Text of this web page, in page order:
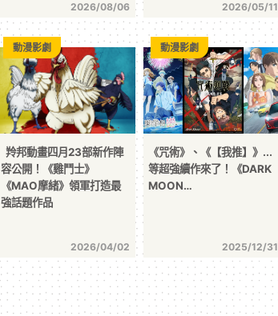
2026/08/06 2026/05/11
羚邦動畫四月23部新作陣
容公開！《雞鬥士》
《MAO摩緒》領軍打造最
強話題作品
2026/04/02
動漫影劇
《咒術》、《【我推】》...
等超強續作來了！《DARK
MOON…
2025/12/31
動漫影劇